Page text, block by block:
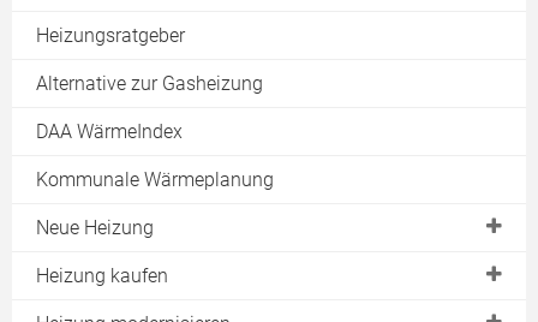
Heizungsratgeber
Alternative zur Gasheizung
DAA WärmeIndex
Kommunale Wärmeplanung
Neue Heizung
Heizungswechsel jetzt!
Moderne Heizung
Heizung kaufen